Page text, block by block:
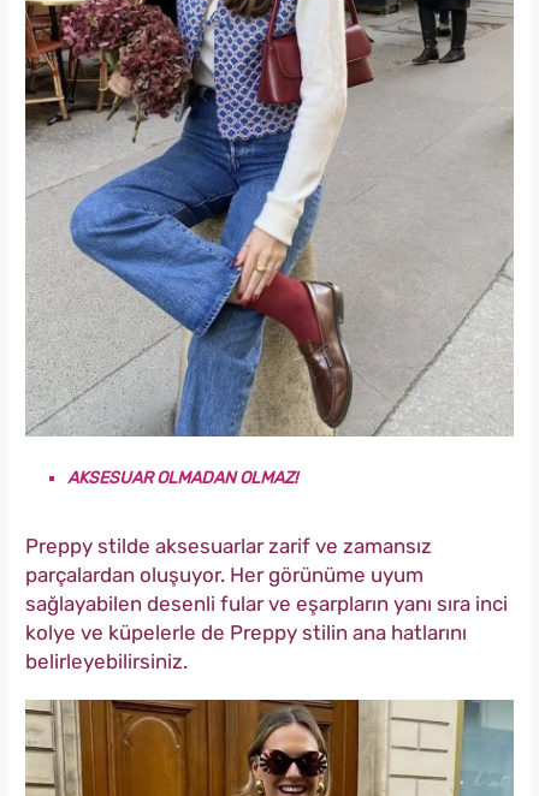
AKSESUAR OLMADAN OLMAZ!
Preppy stilde aksesuarlar zarif ve zamansız
parçalardan oluşuyor. Her görünüme uyum
sağlayabilen desenli fular ve eşarpların yanı sıra inci
kolye ve küpelerle de Preppy stilin ana hatlarını
belirleyebilirsiniz.